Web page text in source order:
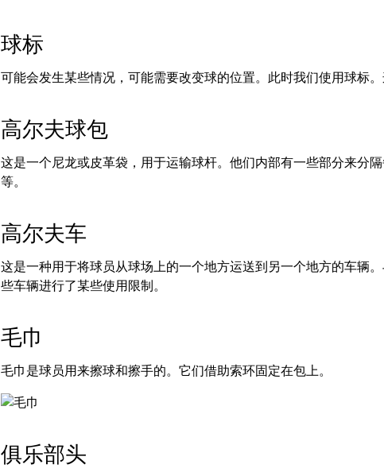
球标
可能会发生某些情况，可能需要改变球的位置。此时我们使用球标。
高尔夫球包
这是一个尼龙或皮革袋，用于运输球杆。他们内部有一些部分来分
等。
高尔夫车
这是一种用于将球员从球场上的一个地方运送到另一个地方的车辆
些车辆进行了某些使用限制。
毛巾
毛巾是球员用来擦球和擦手的。它们借助索环固定在包上。
俱乐部头